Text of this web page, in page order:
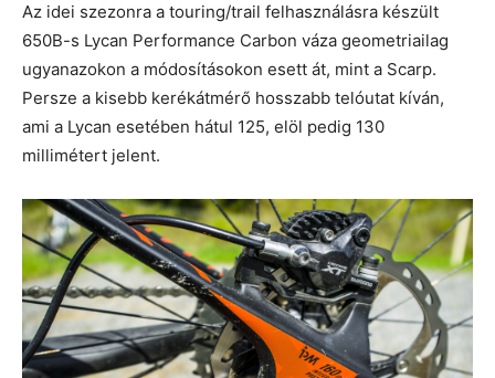
Az idei szezonra a touring/trail felhasználásra készült
650B-s Lycan Performance Carbon váza geometriailag
ugyanazokon a módosításokon esett át, mint a Scarp.
Persze a kisebb kerékátmérő hosszabb telóutat kíván,
ami a Lycan esetében hátul 125, elöl pedig 130
millimétert jelent.